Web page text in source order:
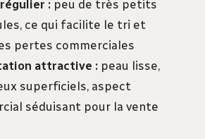
: peu de très petits
ce qui facilite le tri et
pertes commerciales
attractive : peau lisse,
superficiels, aspect
séduisant pour la vente